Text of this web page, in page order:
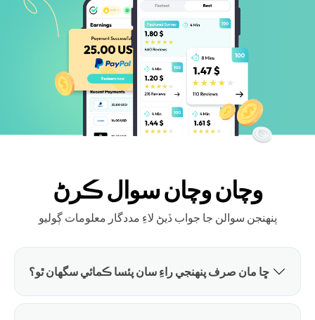
وچان وچان سوال ڪرڻ
پنهنجن سوالن جا جواب ڏيڻ لاءِ مددگار معلومات ڳوليو
ڇا مان صرف پنهنجي راءِ سان پئسا ڪمائي سگهان ٿو؟